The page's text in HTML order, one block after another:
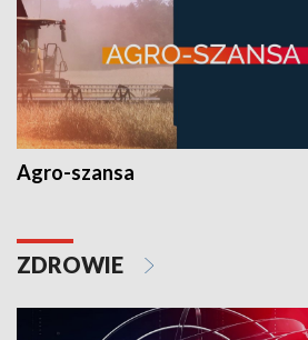
Agro-szansa
ZDROWIE